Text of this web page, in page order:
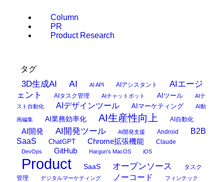
Column
PR
Product Research
タグ
3D生成AI AI AI API AIアシスタント
AIエージ
ェント
AIタスク管理 AIチャットボット AIツール
AIテ
スト自動化
AIデザインツール AIマーケティング AI動
画編集 AI業務効率化 AI生産性向上 AI自動化
AI開発 AI開発ツール AI開発支援 Android
B2B
SaaS
ChatGPT Chrome拡張機能 Claude
DevOps GitHub Hargun's MacOS iOS
Product SaaS オープンソース
タスク
管理
デジタルマーケティング ノーコード フィンテック